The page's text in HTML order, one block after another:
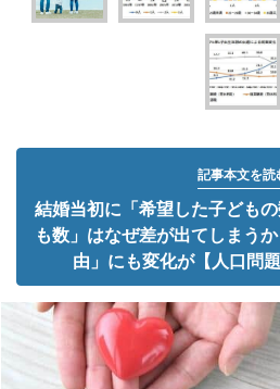
記事本文を読
結婚当初に「希望した子ども
も数」はなぜ差が出てしまう
由」にも変化が【人口問